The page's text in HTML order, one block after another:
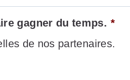
gagner du temps. *
de nos partenaires.